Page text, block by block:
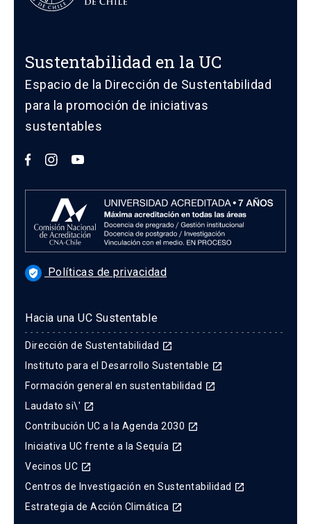
Sustentabilidad en la UC
Espacio de la Dirección de Sustentabilidad
para la promoción de iniciativas
sustentables
verified_user Políticas de privacidad
Hacia una UC Sustentable
Dirección de Sustentabilidad launch
Instituto para el Desarrollo Sustentable launch
Formación general en sustentabilidad launch
Laudato si\' launch
Contribución UC a la Agenda 2030 launch
Iniciativa UC frente a la Sequía launch
Vecinos UC launch
Centros de Investigación en Sustentabilidad launch
Estrategia de Acción Climática launch